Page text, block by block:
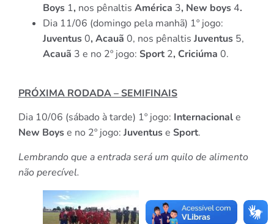
Boys 1, nos pênaltis América 3, New boys 4.
Dia 11/06 (domingo pela manhã) 1º jogo:
Juventus0, Acauã 0, nos pênaltis Juventus 5,
Acauã 3 e no 2º jogo: Sport 2, Criciúma 0.
PRÓXIMA RODADA – SEMIFINAIS
Dia 10/06 (sábado à tarde) 1º jogo: Internacionale
New Boyse no 2º jogo: Juventuse Sport.
Lembrando que a entrada será um quilo de alimento
não perecível.